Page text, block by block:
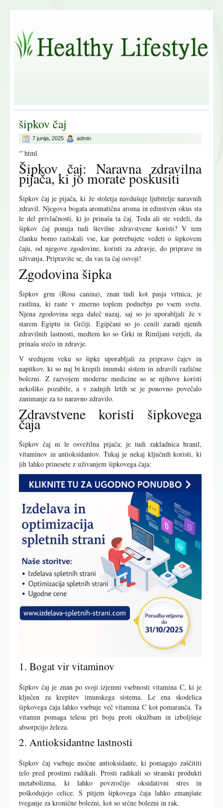
šipkov čaj
7 junija, 2025 admin
“`html
Šipkov čaj: Naravna zdravilna
pijača, ki jo morate poskusiti
Šipkov čaj je pijača, ki že stoletja navdušuje ljubitelje naravnih
zdravil. Njegova bogata aromatična aroma in edinstven okus sta
le del privlačnosti, ki jo prinaša ta čaj. Toda ali ste vedeli, da
šipkov čaj ponuja tudi številne zdravstvene koristi? V tem
članku bomo raziskali vse, kar potrebujete vedeti o šipkovem
čaju, od njegove zgodovine, koristi za zdravje, do priprave in
uživanja. Pripravite se, da vas ta čaj osvoji!
Zgodovina šipka
Šipkov grm (Rosa canina), znan tudi kot pasja vrtnica, je
rastlina, ki raste v zmerno toplem podnebju po vsem svetu.
Njena zgodovina sega daleč nazaj, saj so jo uporabljali že v
starem Egiptu in Grčiji. Egipčani so jo cenili zaradi njenih
zdravilnih lastnosti, medtem ko so Grki in Rimljani verjeli, da
prinaša srečo in zdravje.
V srednjem veku so šipke uporabljali za pripravo čajev in
napitkov, ki so naj bi krepili imunski sistem in zdravili različne
bolezni. Z razvojem moderne medicine so se njihove koristi
nekoliko pozabile, a v zadnjih letih se je ponovno povečalo
zanimanje za to naravno zdravilo.
Zdravstvene koristi šipkovega
čaja
Šipkov čaj ni le osvežilna pijača; je tudi zakladnica hranil,
vitaminov in antioksidantov. Tukaj je nekaj ključnih koristi, ki
jih lahko prinesete z uživanjem šipkovega čaja:
1. Bogat vir vitaminov
Šipkov čaj je znan po svoji izjemni vsebnosti vitamina C, ki je
ključen za krepitev imunskega sistema. Le ena skodelica
šipkovega čaja lahko vsebuje več vitamina C kot pomaranča. Ta
vitamin pomaga telesu pri boju proti okužbam in izboljšuje
absorpcijo železa.
2. Antioksidantne lastnosti
Šipkov čaj vsebuje močne antioksidante, ki pomagajo zaščititi
telo pred prostimi radikali. Prosti radikali so stranski produkti
metabolizma, ki lahko povzročijo oksidativni stres in
poškodujejo celice. S pitjem šipkovega čaja lahko zmanjšate
tveganje za kronične bolezni, kot so srčne bolezni in rak.